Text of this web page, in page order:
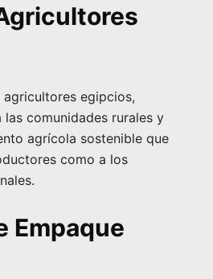
egipcios,
comunidades rurales y
agrícola sostenible que
como a los
Empaque